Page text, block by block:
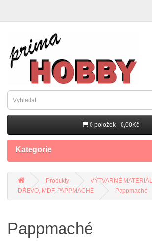
0 položek - 0,00Kč
Kategorie
Produkty
VÝTVARNÉ
DŘEVO, MDF, PAPPMACHÉ
Pappmaché
Pappmaché